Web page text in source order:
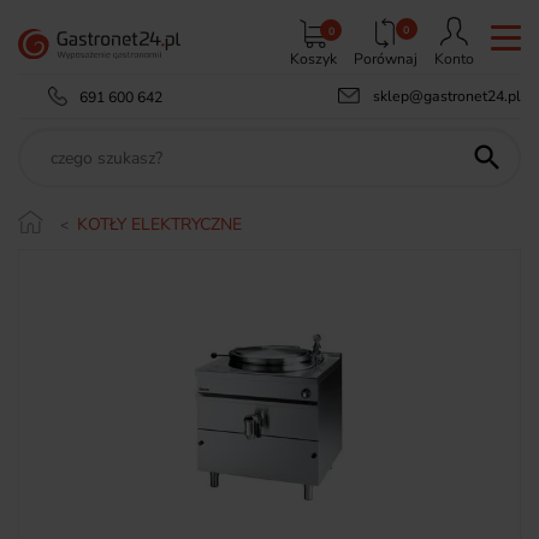
Koszyk
0 0
Porównaj
Konto
691 600 642
sklep@gastronet24.pl

KOTŁY ELEKTRYCZNE